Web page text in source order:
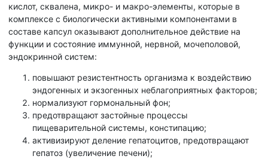
кислот, сквалена, микро- и макро-элементы, которые в
комплексе с биологически активными компонентами в
составе капсул оказывают дополнительное действие на
функции и состояние иммунной, нервной, мочеполовой,
эндокринной систем:
повышают резистентность организма к воздействию
эндогенных и экзогенных неблагоприятных факторов;
нормализуют гормональный фон;
предотвращают застойные процессы
пищеварительной системы, констипацию;
активизируют деление гепатоцитов, предотвращают
гепатоз (увеличение печени);